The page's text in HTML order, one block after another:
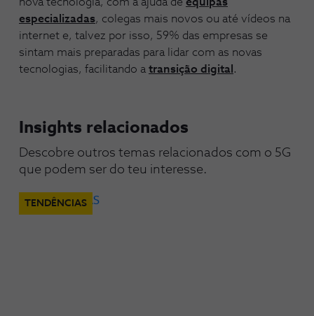
especializadas, colegas mais novos ou até vídeos na
internet e, talvez por isso, 59% das empresas se
sintam mais preparadas para lidar com as novas
tecnologias, facilitando a transição digital .
Insights relacionados
Descobre outros temas relacionados com o 5G
que podem ser do teu interesse.
TENDÊNCIAS